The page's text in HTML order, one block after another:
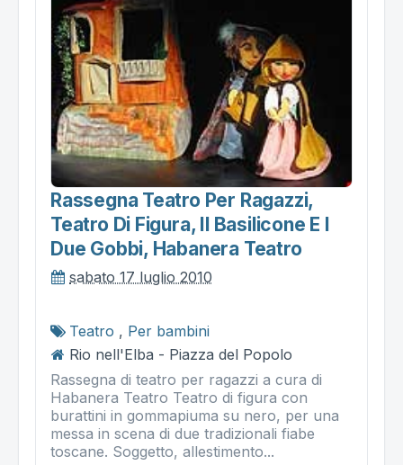
Rassegna Teatro Per Ragazzi,
Teatro Di Figura, Il Basilicone E I
Due Gobbi, Habanera Teatro
sabato 17 luglio 2010
Teatro , Per bambini
Rio nell'Elba - Piazza del Popolo
Rassegna di teatro per ragazzi a cura di
Habanera Teatro Teatro di figura con
burattini in gommapiuma su nero, per una
messa in scena di due tradizionali fiabe
toscane. Soggetto, allestimento...